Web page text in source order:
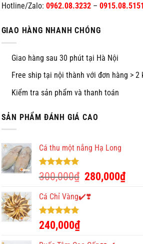
Hotline/Zalo: 0962.08.3232– 0915.08.5151
GIAO HÀNG NHANH CHÓNG
Giao hàng sau 30 phút tại Hà Nội
Free ship tại nội thành với đơn hàng > 2
Kiểm tra sản phẩm và thanh toán
SẢN PHẨM ĐÁNH GIÁ CAO
Cá thu một nắng Hạ Long
Được xếp
hạng5.00
300,000₫ Giá
là:
280,000₫Giá
Cá Chỉ Vàng✔️❣️
Được xếp
hạng5.00
240,000₫